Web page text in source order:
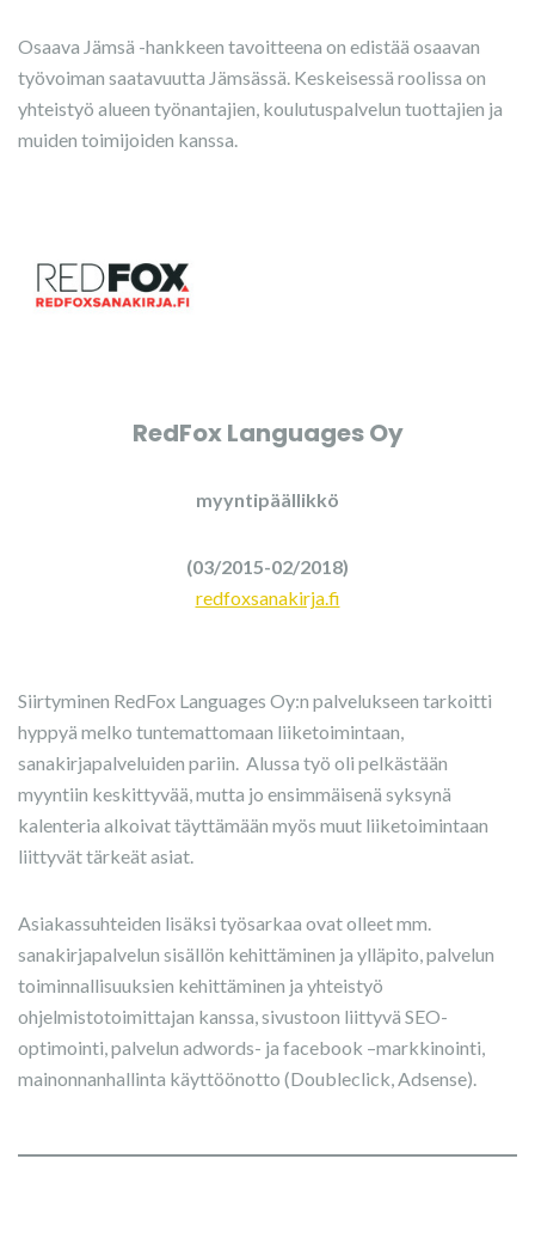
Osaava Jämsä -hankkeen tavoitteena on edistää osaavan
työvoiman saatavuutta Jämsässä. Keskeisessä roolissa on
yhteistyö alueen työnantajien, koulutuspalvelun tuottajien ja
muiden toimijoiden kanssa.
RedFox Languages Oy
myyntipäällikkö
(03/2015-02/2018)
redfoxsanakirja.fi
Siirtyminen RedFox Languages Oy:n palvelukseen tarkoitti
hyppyä melko tuntemattomaan liiketoimintaan,
sanakirjapalveluiden pariin. Alussa työ oli pelkästään
myyntiin keskittyvää, mutta jo ensimmäisenä syksynä
kalenteria alkoivat täyttämään myös muut liiketoimintaan
liittyvät tärkeät asiat.
Asiakassuhteiden lisäksi työsarkaa ovat olleet mm.
sanakirjapalvelun sisällön kehittäminen ja ylläpito, palvelun
toiminnallisuuksien kehittäminen ja yhteistyö
ohjelmistotoimittajan kanssa, sivustoon liittyvä SEO-
optimointi, palvelun adwords- ja facebook –markkinointi,
mainonnanhallinta käyttöönotto (Doubleclick, Adsense).